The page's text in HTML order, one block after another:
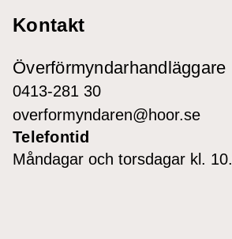
Kontakt
Överförmyndarhandläggare
0413-281 30
overformyndaren@hoor.se
Telefontid
Måndagar och torsdagar kl.